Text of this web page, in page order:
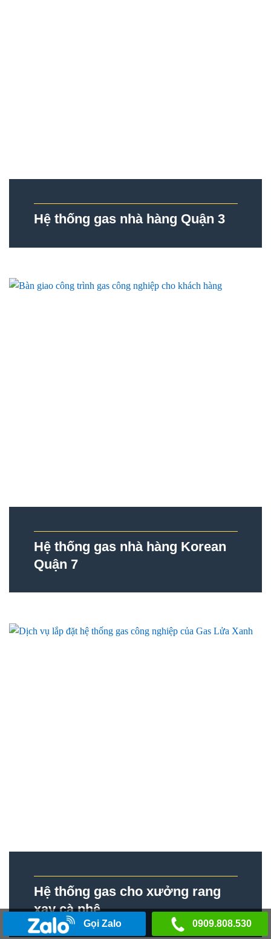
Hệ thống gas nhà hàng Quận 3
Hệ thống gas nhà hàng Korean
Quận 7
Hệ thống gas cho xưởng rang
xay cà phê
Gọi Zalo 0909.808.530